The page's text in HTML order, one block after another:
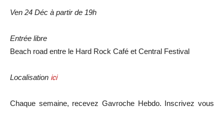
Ven 24 Déc à partir de 19h
Entrée libre
Beach road entre le Hard Rock Café et Central Festival
Localisation ici
Chaque semaine, recevez Gavroche Hebdo. Inscrivez vous